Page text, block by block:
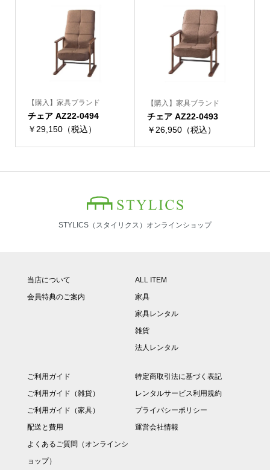
【購入】家具ブランド
チェア AZ22-0494
￥29,150（税込）
【購入】家具ブランド
チェア AZ22-0493
￥26,950（税込）
STYLICS（スタイリクス）オンラインショップ
当店について
会員特典のご案内
ALL ITEM
家具
家具レンタル
雑貨
法人レンタル
ご利用ガイド
ご利用ガイド（雑貨）
ご利用ガイド（家具）
配送と費用
よくあるご質問（オンラインシ
ョップ）
特定商取引法に基づく表記
レンタルサービス利用規約
プライバシーポリシー
運営会社情報